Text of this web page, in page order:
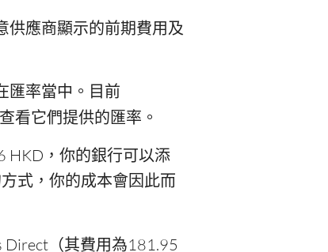
供應商顯示的前期費用及
匯率當中。目前
看它們提供的匯率。
HKD，你的銀行可以添
式，你的成本會因此而
Direct（其費用為181.95